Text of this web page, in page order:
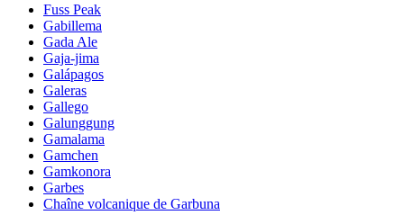
Fuss Peak
Gabillema
Gada Ale
Gaja-jima
Galápagos
Galeras
Gallego
Galunggung
Gamalama
Gamchen
Gamkonora
Garbes
Chaîne volcanique de Garbuna